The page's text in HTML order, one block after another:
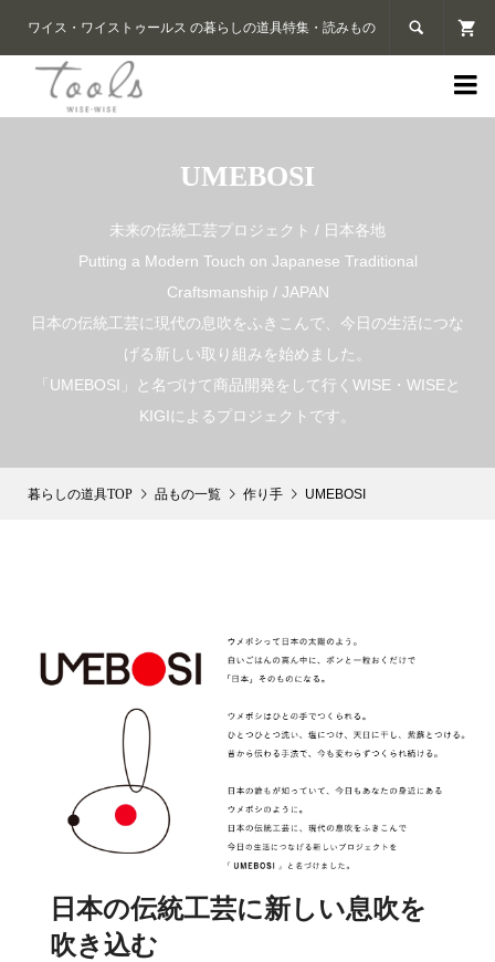
ワイス・ワイストゥールス の暮らしの道具特集・読みもの 

UMEBOSI
未来の伝統工芸プロジェクト / 日本各地
Putting a Modern Touch on Japanese Traditional
Craftsmanship / JAPAN
日本の伝統工芸に現代の息吹をふきこんで、今日の生活につな
げる新しい取り組みを始めました。
「UMEBOSI」と名づけて商品開発をして行くWISE・WISEと
KIGIによるプロジェクトです。
品もの一覧 作り手 UMEBOSI
日本の伝統工芸に新しい息吹を
吹き込む